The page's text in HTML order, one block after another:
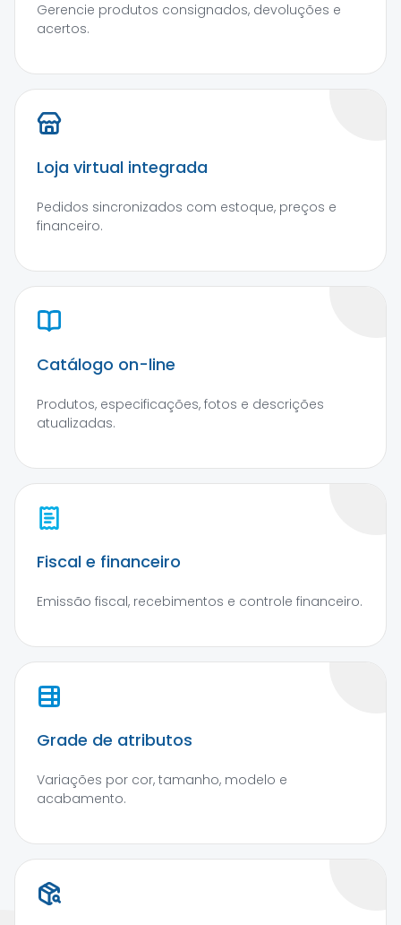
Gerencie produtos consignados, devoluções e
acertos.
Loja virtual integrada
Pedidos sincronizados com estoque, preços e
financeiro.
Catálogo on-line
Produtos, especificações, fotos e descrições
atualizadas.
Fiscal e financeiro
Emissão fiscal, recebimentos e controle financeiro.
Grade de atributos
Variações por cor, tamanho, modelo e
acabamento.